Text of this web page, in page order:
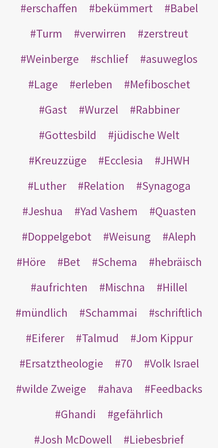
erschaffen
bekümmert
Babel
Turm
verwirren
zerstreut
Weinberge
schlief
asuweglos
Lage
erleben
Mefiboschet
Gast
Wurzel
Rabbiner
Gottesbild
jüdische Welt
Kreuzzüge
Ecclesia
JHWH
Luther
Relation
Synagoga
Jeshua
Yad Vashem
Quasten
Doppelgebot
Weisung
Aleph
Höre
Bet Schema
hebräisch
aufrichten
Mischna
Hillel
mündlich
Schammai
schriftlich
Eiferer
Talmud
Jom Kippur
Ersatztheologie
70
Volk Israel
wilde Zweige
ahava
Feedbacks
Ghandi
gefährlich
Josh McDowell
Liebesbrief